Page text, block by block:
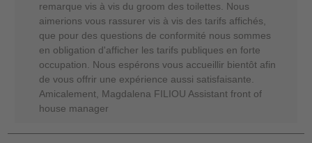
remarque vis à vis du groom des toilettes. Nous
aimerions vous rassurer vis à vis des tarifs affichés,
que pour des questions de conformité nous sommes
en obligation d'afficher les tarifs publiques en forte
occupation. Nous espérons vous accueillir bientôt afin
de vous offrir une expérience aussi satisfaisante.
Amicalement, Magdalena FILIOU Assistant front of
house manager